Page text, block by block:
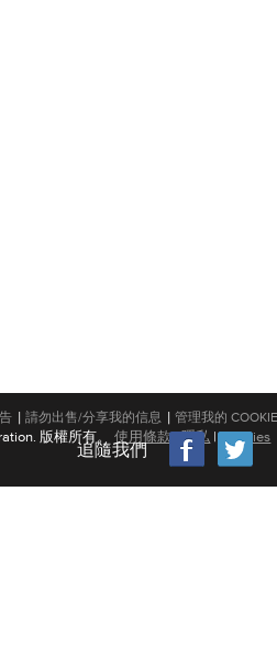
| 請勿出售/分享我的信息 | 管理我的
版權所有。使用條款|隱私 |Cookies
追隨我們